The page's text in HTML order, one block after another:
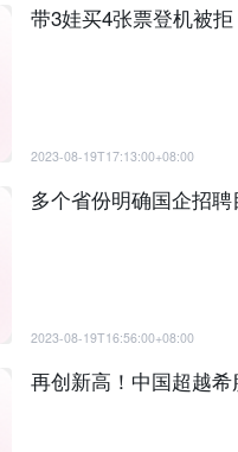
带3娃买4张票登机被
2023-08-19T17:13:00+08:00
多个省份明确国企招
2023-08-19T16:56:00+08:00
再创新高！中国超越